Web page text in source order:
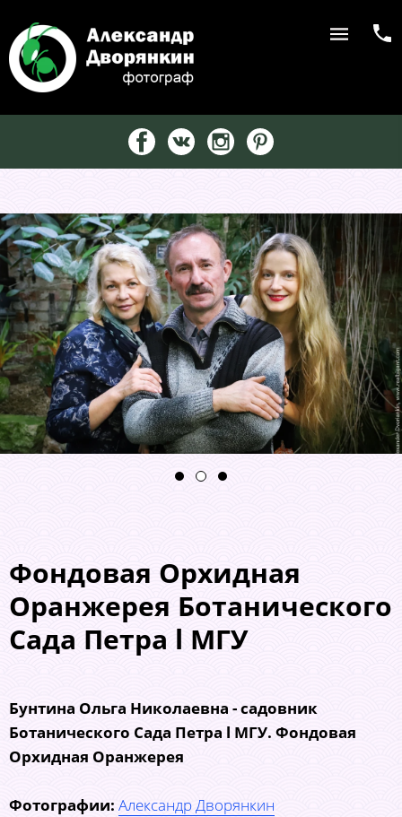
Фондовая Орхидная
Оранжерея Ботанического
Сада Петра l МГУ
Бунтина Ольга Николаевна - садовник
Ботанического Сада Петра l МГУ. Фондовая
Орхидная Оранжерея
Фотографии: Александр Дворянкин